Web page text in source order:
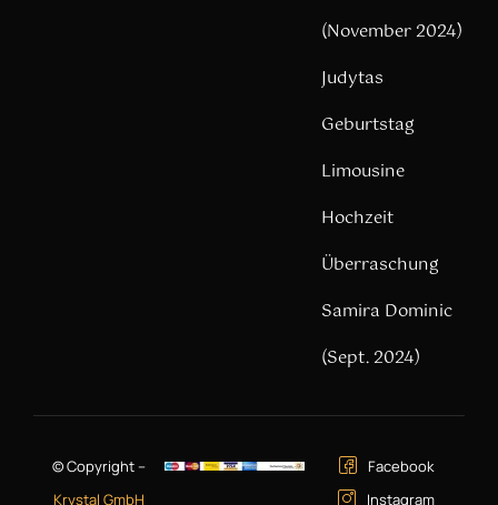
(November 2024)
Judytas
Geburtstag
Limousine
Hochzeit
Überraschung
Samira Dominic
(Sept. 2024)
© Copyright –
Krystal GmbH
Facebook
Instagram